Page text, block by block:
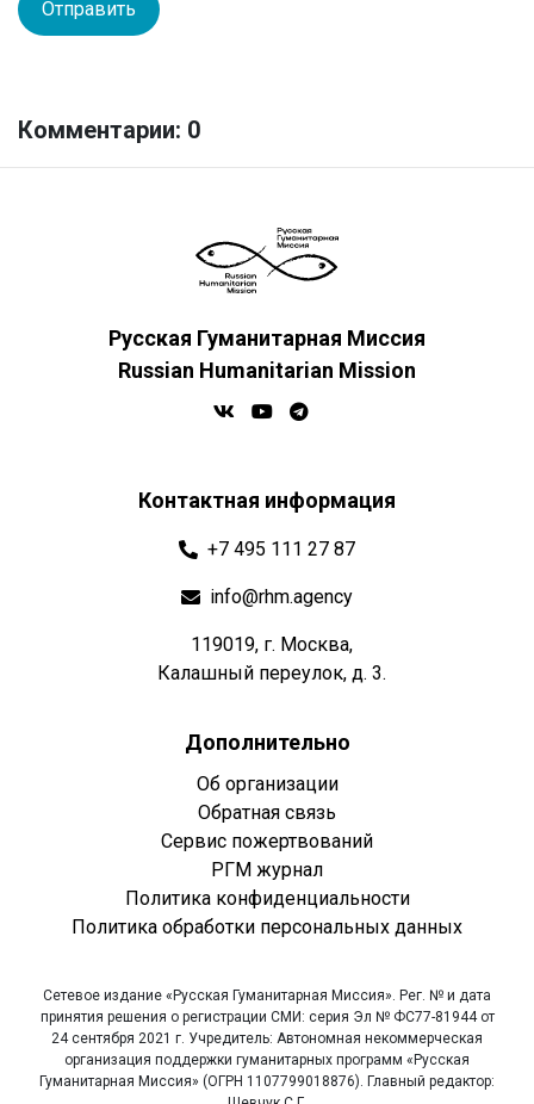
Комментарии: 0
Русская Гуманитарная Миссия
Russian Humanitarian Mission
Контактная информация
+7 495 111 27 87
info@rhm.agency
119019, г. Москва,
Калашный переулок, д. 3.
Дополнительно
Об организации
Обратная связь
Сервис пожертвований
РГМ журнал
Политика конфиденциальности
Политика обработки персональных данных
Сетевое издание «Русская Гуманитарная Миссия». Рег. № и дата
принятия решения о регистрации СМИ: серия Эл № ФС77-81944 от
24 сентября 2021 г. Учредитель: Автономная некоммерческая
организация поддержки гуманитарных программ «Русская
Гуманитарная Миссия» (ОГРН 1107799018876). Главный редактор: